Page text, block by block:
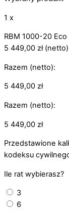
1 x
RBM 1000-20
5 449,00 zł(netto)
Razem (netto):
5 449,00 zł
Razem (netto):
5 449,00 zł
Przedstawione
kodeksu
Ile rat wybierasz?
3
6